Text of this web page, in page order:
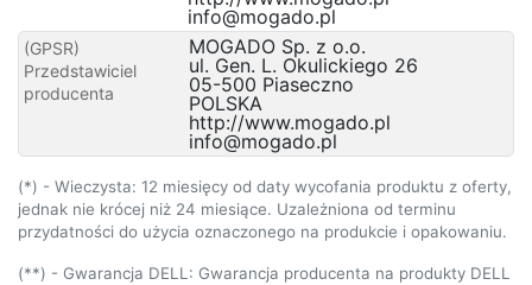
info@mogado.pl
(GPSR)
Przedstawiciel
producenta
MOGADO Sp. z o.o.
ul. Gen. L. Okulickiego 26
05-500 Piaseczno
POLSKA
http://www.mogado.pl
info@mogado.pl
(*) - Wieczysta: 12 miesięcy od daty wycofania produktu z oferty,
jednak nie krócej niż 24 miesiące. Uzależniona od terminu
przydatności do użycia oznaczonego na produkcie i opakowaniu.
(**) - Gwarancja DELL: Gwarancja producenta na produkty DELL